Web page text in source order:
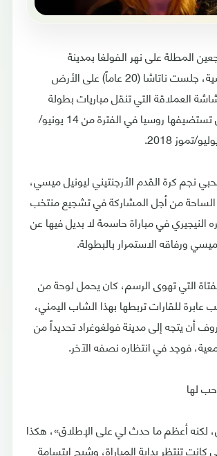
المطلة على نهر الفولغا بمدينة
فولغوغراد الروسية، جلست ناتاشا (20 عاماً) على الأرض
العملاقة التي تنقل مباريات بطولة
كأس العالم التي تستضيفها روسيا في الفترة من 14 يونيو/
نجم كرة القدم الأرجنتيني ليونيل ميسي،
من أجل المشاركة في تشجيع منتخب
النيجيري في مباراة حاسمة لا بديل فيها عن
ميسي ورفاقه الاستمرار بالبطولة.
التي تهوى الرسم، كان يحمل لوحة من
للقارات تربطها بهذا الشاب اليمني،
أن يتجه إلى مدينة فولغوغراد تحديداً من
فوجد في انتظاره نصفه الآخر.
لها
أعظم ما حدث لي على الإطلاق»، هكذا
كانت تنتظر بداية المباراة، وشبح ابتسامة